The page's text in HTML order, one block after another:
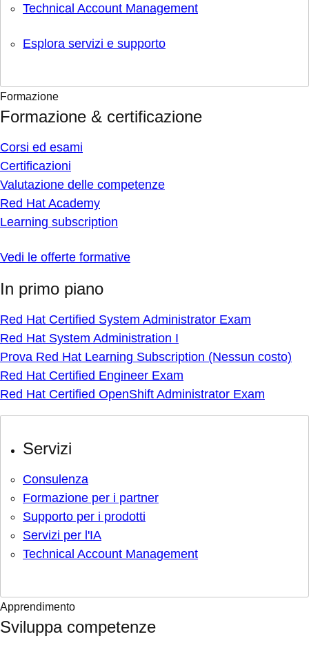
Technical Account Management
Esplora servizi e supporto
Formazione
Formazione & certificazione
Corsi ed esami
Certificazioni
Valutazione delle competenze
Red Hat Academy
Learning subscription
Vedi le offerte formative
In primo piano
Red Hat Certified System Administrator Exam
Red Hat System Administration I
Prova Red Hat Learning Subscription (Nessun costo)
Red Hat Certified Engineer Exam
Red Hat Certified OpenShift Administrator Exam
Servizi
Consulenza
Formazione per i partner
Supporto per i prodotti
Servizi per l'IA
Technical Account Management
Apprendimento
Sviluppa competenze